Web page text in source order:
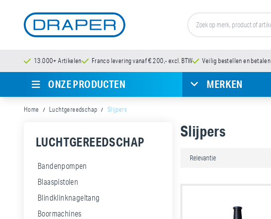
13.000+ Artikelen Franco levering vanaf € 200,- excl. BTW Veilig bestellen en betalen
ONZE PRODUCTEN MERKEN
Home Luchtgereedschap Slijpers
LUCHTGEREEDSCHAP
Bandenpompen
Blaaspistolen
Blindklinknageltang
Boormachines
Slijpers